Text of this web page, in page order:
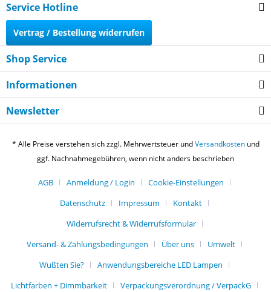
Service Hotline
Vertrag / Bestellung widerrufen
Shop Service
Informationen
Newsletter
* Alle Preise verstehen sich zzgl. Mehrwertsteuer undVersandkostenund
ggf. Nachnahmegebühren, wenn nicht anders beschrieben
AGB Anmeldung / Login
Cookie-Einstellungen
Datenschutz
Impressum
Kontakt
Widerrufsrecht & Widerrufsformular
Versand- & Zahlungsbedingungen
Über uns
Umwelt
Wußten Sie?
Anwendungsbereiche LED Lampen
Lichtfarben + Dimmbarkeit
Verpackungsverordnung / VerpackG